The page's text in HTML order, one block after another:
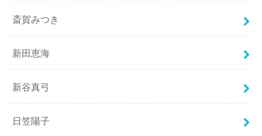
斎賀みつき
新田恵海
新谷真弓
日笠陽子